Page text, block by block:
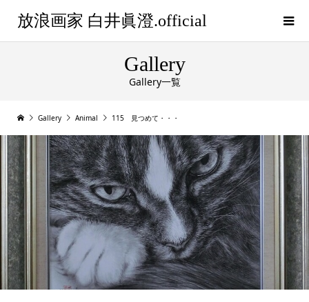
放浪画家 白井眞澄.official
Gallery
Gallery一覧
Gallery Animal 115 見つめて・・・